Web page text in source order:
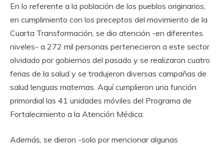
En lo referente a la población de los pueblos originarios,
en cumplimiento con los preceptos del movimiento de la
Cuarta Transformación, se dio atención -en diferentes
niveles- a 272 mil personas pertenecieron a este sector
olvidado por gobiernos del pasado y se realizaron cuatro
ferias de la salud y se tradujeron diversas campañas de
salud lenguas maternas. Aquí cumplieron una función
primordial las 41 unidades móviles del Programa de
Fortalecimiento a la Atención Médica.
Además, se dieron -solo por mencionar algunas